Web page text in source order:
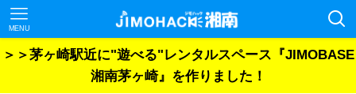
MENU
＞＞茅ヶ崎駅近に"遊べる"レンタルスペース『JIMOBASE
湘南茅ヶ崎』を作りました！